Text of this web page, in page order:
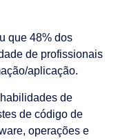
que 48% dos
de profissionais
aplicação.
de
de código de
operações e